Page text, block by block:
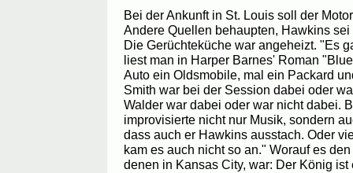
Bei der Ankunft in St. Louis soll der
Andere Quellen behaupten, Hawkins
Die Gerüchteküche war angeheizt. "Es
liest man in Harper Barnes' Roman
Auto ein Oldsmobile, mal ein Packard
Smith war bei der Session dabei oder
Walder war dabei oder war nicht dabei.
improvisierte nicht nur Musik, sondern
dass auch er Hawkins ausstach. Oder
kam es auch nicht so an." Worauf es
denen in Kansas City, war: Der König